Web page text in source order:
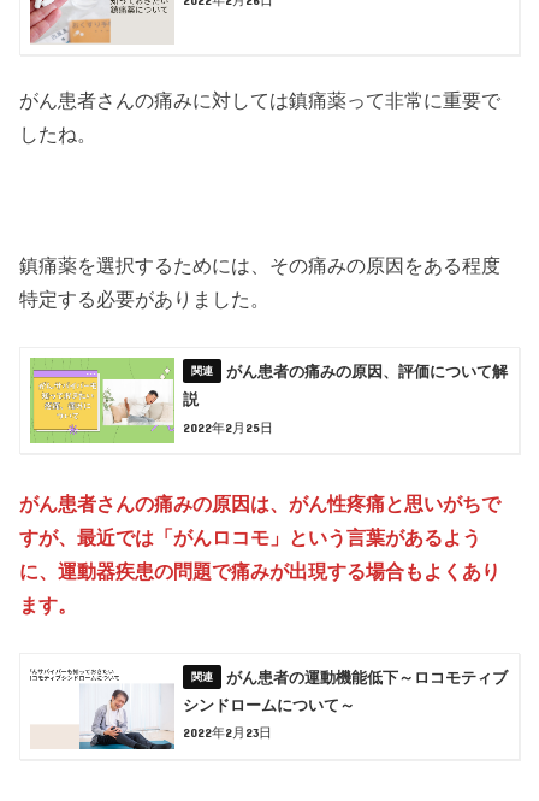
がん患者さんの痛みに対しては鎮痛薬って非常に重要で
したね。
鎮痛薬を選択するためには、その痛みの原因をある程度
特定する必要がありました。
がん患者の痛みの原因、評価について解
説
2022年2月25日
がん患者さんの痛みの原因は、がん性疼痛と思いがちで
すが、最近では「がんロコモ」という言葉があるよう
に、運動器疾患の問題で痛みが出現する場合もよくあり
ます。
がん患者の運動機能低下～ロコモティブ
シンドロームについて～
2022年2月23日